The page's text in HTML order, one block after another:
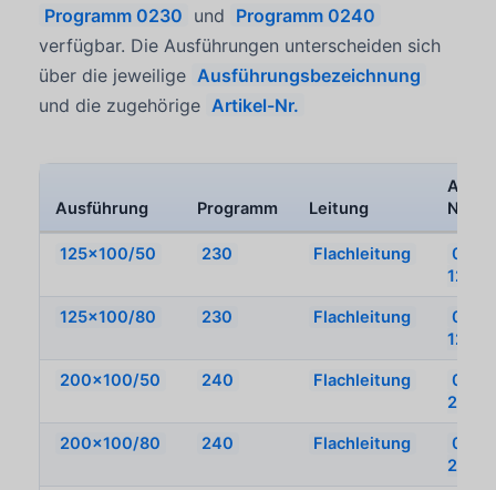
Programm 0230 und Programm 0240
verfügbar. Die Ausführungen unterscheiden sich
über die jeweilige Ausführungsbezeichnung
und die zugehörige Artikel-Nr.
Ausführung Programm Leitung
Nr.
125x100/50 230 Flachleitung
125x100/80 230 Flachleitung
200x100/50 240 Flachleitung
200x100/80 240 Flachleitung